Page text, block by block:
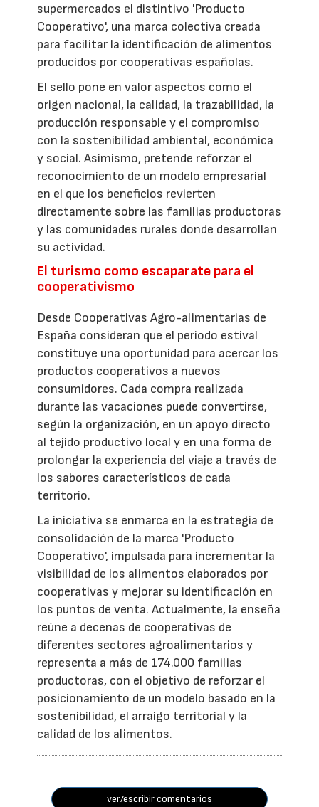
supermercados el distintivo 'Producto
Cooperativo', una marca colectiva creada
para facilitar la identificación de alimentos
producidos por cooperativas españolas.
El sello pone en valor aspectos como el
origen nacional, la calidad, la trazabilidad, la
producción responsable y el compromiso
con la sostenibilidad ambiental, económica
y social. Asimismo, pretende reforzar el
reconocimiento de un modelo empresarial
en el que los beneficios revierten
directamente sobre las familias productoras
y las comunidades rurales donde desarrollan
su actividad.
El turismo como escaparate para el
cooperativismo
Desde Cooperativas Agro-alimentarias de
España consideran que el periodo estival
constituye una oportunidad para acercar los
productos cooperativos a nuevos
consumidores. Cada compra realizada
durante las vacaciones puede convertirse,
según la organización, en un apoyo directo
al tejido productivo local y en una forma de
prolongar la experiencia del viaje a través de
los sabores característicos de cada
territorio.
La iniciativa se enmarca en la estrategia de
consolidación de la marca 'Producto
Cooperativo', impulsada para incrementar la
visibilidad de los alimentos elaborados por
cooperativas y mejorar su identificación en
los puntos de venta. Actualmente, la enseña
reúne a decenas de cooperativas de
diferentes sectores agroalimentarios y
representa a más de 174.000 familias
productoras, con el objetivo de reforzar el
posicionamiento de un modelo basado en la
sostenibilidad, el arraigo territorial y la
calidad de los alimentos.
ver/escribir comentarios